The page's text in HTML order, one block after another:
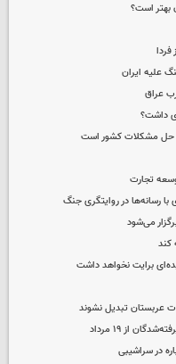
بهتر است؟
علیه ایران
عراق
داشت؟
حل مشکلات کشور است
تجارت
رسانه‌ها در روایتگری جنگ
می‌شود
کند
برایت نخواهد داشت
عربستان تبدیل نشوند
از ۱۹ مرداد
در سراشیبی